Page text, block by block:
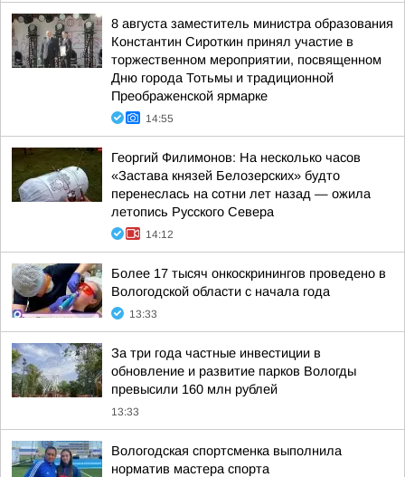
8 августа заместитель министра образования
Константин Сироткин принял участие в
торжественном мероприятии, посвященном
Дню города Тотьмы и традиционной
Преображенской ярмарке
14:55
Георгий Филимонов: На несколько часов
«Застава князей Белозерских» будто
перенеслась на сотни лет назад — ожила
летопись Русского Севера
14:12
Более 17 тысяч онкоскринингов проведено в
Вологодской области с начала года
13:33
За три года частные инвестиции в
обновление и развитие парков Вологды
превысили 160 млн рублей
13:33
Вологодская спортсменка выполнила
норматив мастера спорта